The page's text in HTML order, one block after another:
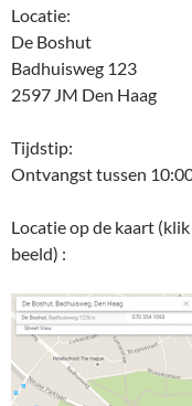
Locatie:
De Boshut
Badhuisweg 123
2597 JM Den Haag
Tijdstip:
Ontvangst tussen
Locatie op de kaart
beeld) :